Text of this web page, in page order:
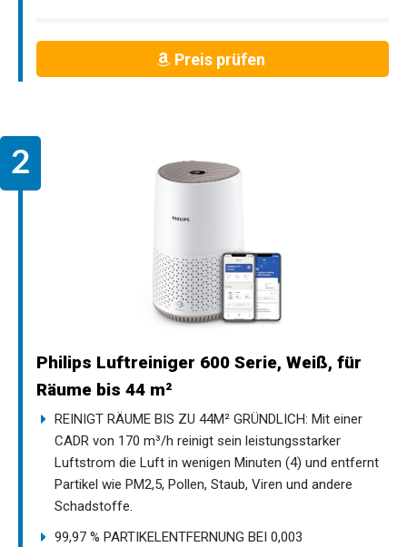
Preis prüfen
Philips Luftreiniger 600 Serie, Weiß, für
Räume bis 44 m²
REINIGT RÄUME BIS ZU 44M² GRÜNDLICH: Mit einer
CADR von 170 m³/h reinigt sein leistungsstarker
Luftstrom die Luft in wenigen Minuten (4) und entfernt
Partikel wie PM2,5, Pollen, Staub, Viren und andere
Schadstoffe.
99,97 % PARTIKELENTFERNUNG BEI 0,003